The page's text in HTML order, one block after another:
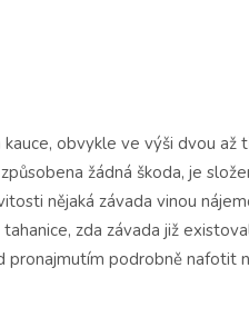
obvykle ve výši dvou až
žádná škoda, je
nějaká závada vinou
zda závada již
pronajmutím podrobně nafotit